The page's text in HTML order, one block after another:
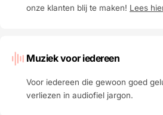
onze klanten blij te maken! Lees
Muziek voor iedereen
Voor iedereen die gewoon goed
verliezen in audiofiel jargon.